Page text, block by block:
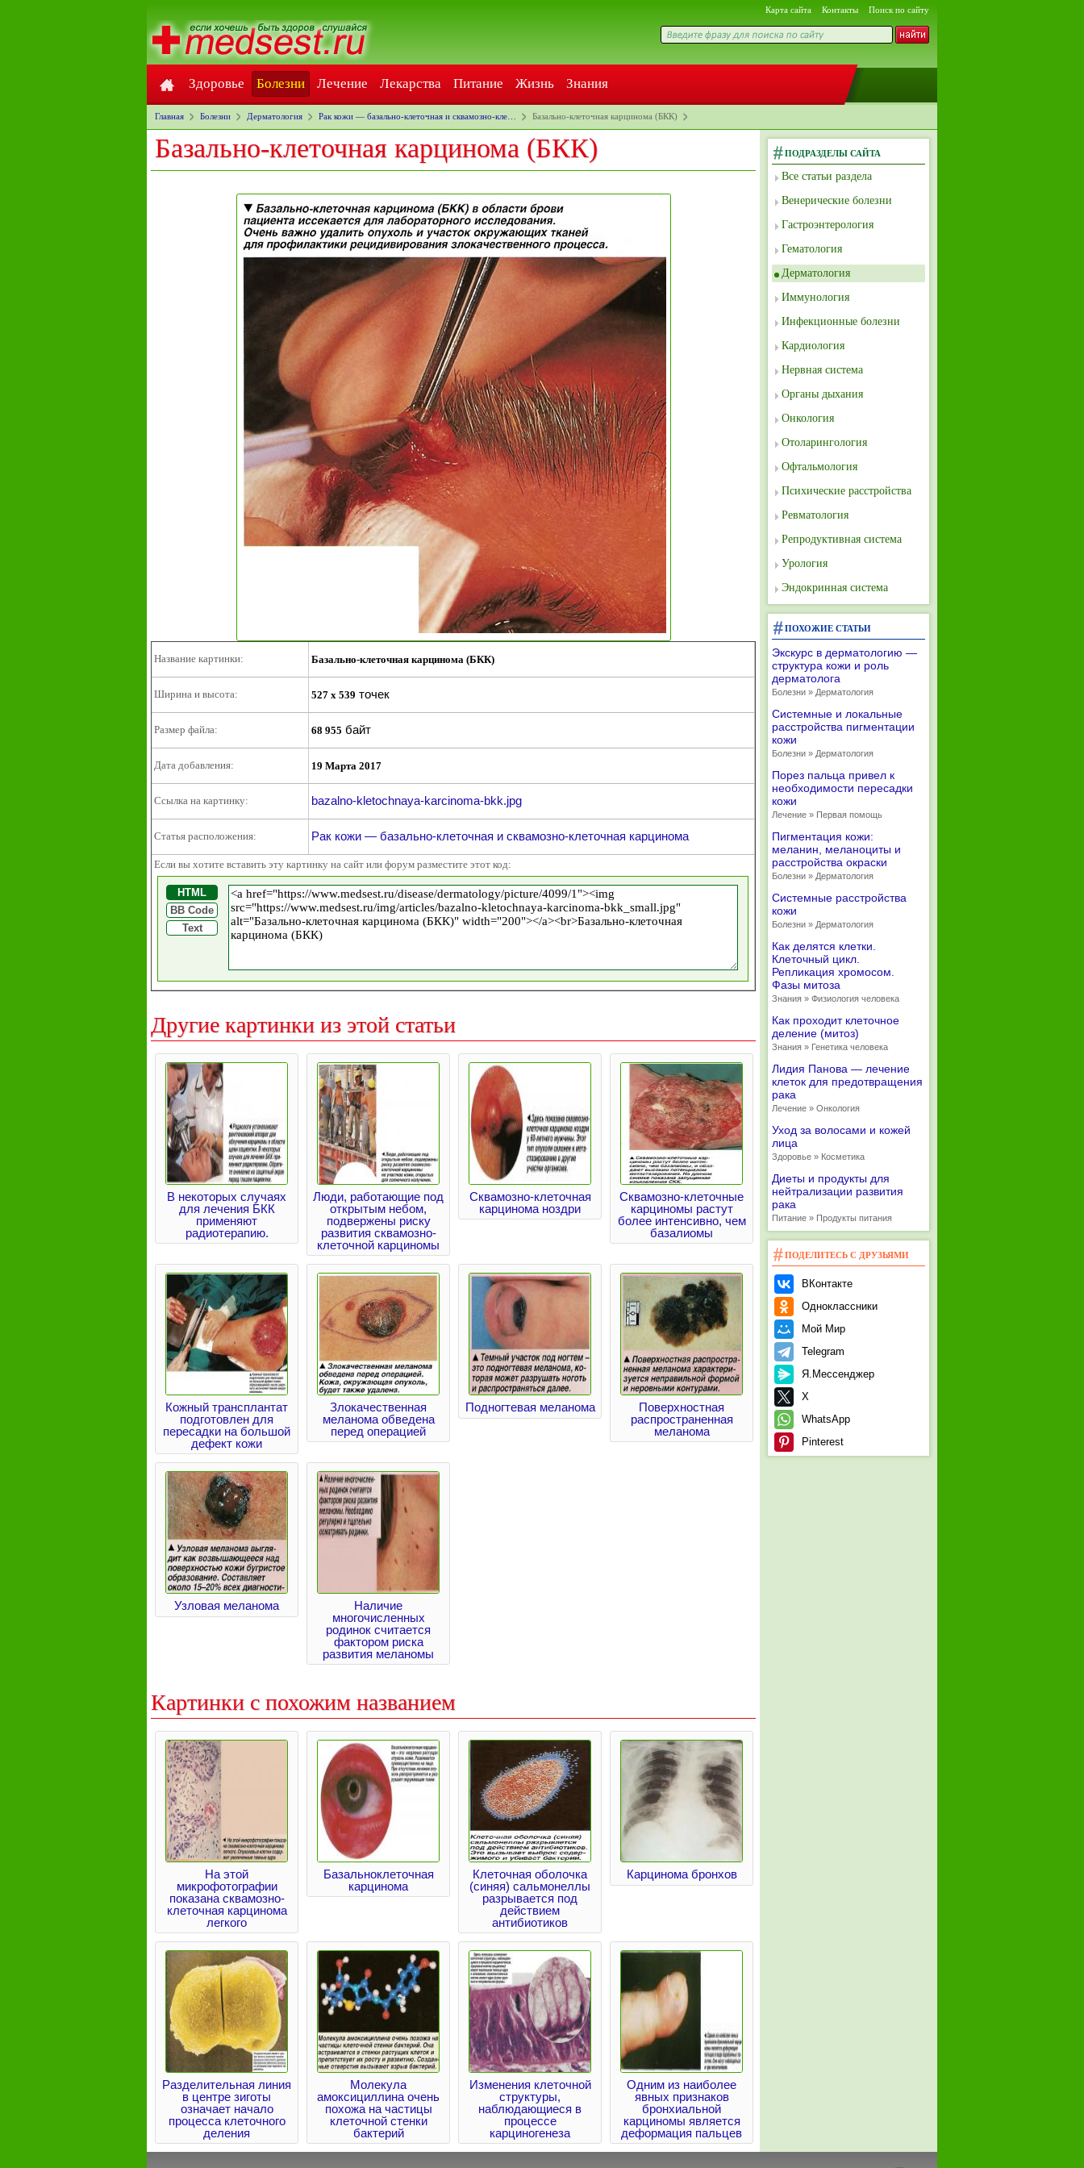
Карта сайта Контакты Поиск по сайту
Здоровье Болезни Лечение Лекарства Питание Жизнь Знания
Главная Болезни Дерматология Рак кожи — базально-клеточная и сквамозно-кле… Базально-клеточная карцинома (БКК)
Базально-клеточная карцинома (БКК)
Название картинки: Базально-клеточная карцинома (БКК)
Ширина и высота: 527 x 539 точек
Размер файла: 68 955 байт
Дата добавления: 19 Марта 2017
Ссылка на картинку: bazalno-kletochnaya-karcinoma-bkk.jpg
Статья расположения: Рак кожи — базально-клеточная и сквамозно-клеточная карцинома
Если вы хотите вставить эту картинку на сайт или форум разместите этот код:
HTML
BB Code
Text
Другие картинки из этой статьи
В некоторых случаях
для лечения БКК
применяют
радиотерапию.
Люди, работающие под
открытым небом,
подвержены риску
развития сквамозно-
клеточной карциномы
Сквамозно-клеточная
карцинома ноздри
Сквамозно-клеточные
карциномы растут
более интенсивно, чем
базалиомы
Кожный трансплантат
подготовлен для
пересадки на большой
дефект кожи
Злокачественная
меланома обведена
перед операцией
Подногтевая меланома
Поверхностная
распространенная
меланома
Узловая меланома
Наличие
многочисленных
родинок считается
фактором риска
развития меланомы
Картинки с похожим названием
На этой
микрофотографии
показана сквамозно-
клеточная карцинома
легкого
Базальноклеточная
карцинома
Клеточная оболочка
(синяя) сальмонеллы
разрывается под
действием
антибиотиков
Карцинома бронхов
Разделительная линия
в центре зиготы
означает начало
процесса клеточного
деления
Молекула
амоксициллина очень
похожа на частицы
клеточной стенки
бактерий
Изменения клеточной
структуры,
наблюдающиеся в
процессе
карциногенеза
Одним из наиболее
явных признаков
бронхиальной
карциномы является
деформация пальцев
ПОДРАЗДЕЛЫ САЙТА
Все статьи раздела
Венерические болезни
Гастроэнтерология
Гематология
Дерматология
Иммунология
Инфекционные болезни
Кардиология
Нервная система
Органы дыхания
Онкология
Отоларингология
Офтальмология
Психические расстройства
Ревматология
Репродуктивная система
Урология
Эндокринная система
ПОХОЖИЕ СТАТЬИ
Экскурс в дерматологию —
структура кожи и роль
дерматолога
Болезни » Дерматология
Системные и локальные
расстройства пигментации
кожи
Болезни » Дерматология
Порез пальца привел к
необходимости пересадки
кожи
Лечение » Первая помощь
Пигментация кожи:
меланин, меланоциты и
расстройства окраски
Болезни » Дерматология
Системные расстройства
кожи
Болезни » Дерматология
Как делятся клетки.
Клеточный цикл.
Репликация хромосом.
Фазы митоза
Знания » Физиология человека
Как проходит клеточное
деление (митоз)
Знания » Генетика человека
Лидия Панова — лечение
клеток для предотвращения
рака
Лечение » Онкология
Уход за волосами и кожей
лица
Здоровье » Косметика
Диеты и продукты для
нейтрализации развития
рака
Питание » Продукты питания
ПОДЕЛИТЕСЬ С ДРУЗЬЯМИ
ВКонтакте
Одноклассники
Мой Мир
Telegram
Я.Мессенджер
X
WhatsApp
Pinterest